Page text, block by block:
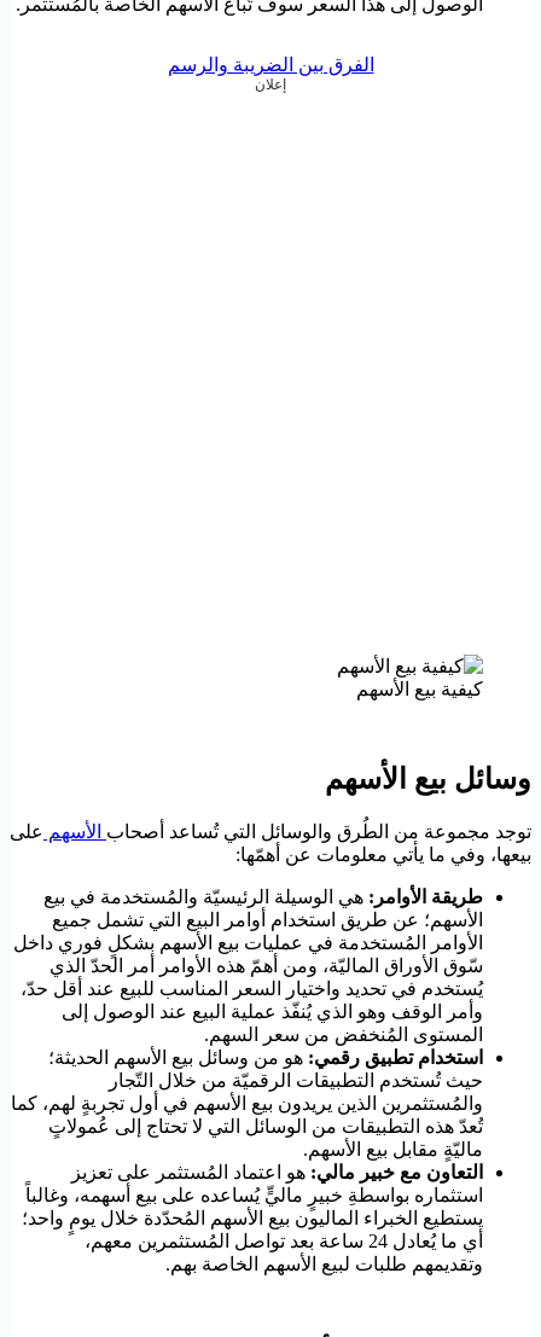
الوصول إلى هذا السعر سوف تُباع الأسهم الخاصة بالمُستثمر.
الفرق بين الضريبة والرسم
إعلان
كيفية بيع الأسهم
وسائل بيع الأسهم
توجد مجموعة من الطُرق والوسائل التي تُساعد أصحاب الأسهم على
بيعها، وفي ما يأتي معلومات عن أهمّها:
طريقة الأوامر: هي الوسيلة الرئيسيّة والمُستخدمة في بيع
الأسهم؛ عن طريق استخدام أوامر البيع التي تشمل جميع
الأوامر المُستخدمة في عمليات بيع الأسهم بشكلٍ فوري داخل
سّوق الأوراق الماليّة، ومن أهمّ هذه الأوامر أمر الحدّ الذي
يُستخدم في تحديد واختيار السعر المناسب للبيع عند أقل حدّ،
وأمر الوقف وهو الذي يُنفّذ عملية البيع عند الوصول إلى
المستوى المُنخفض من سعر السهم.
استخدام تطبيق رقمي: هو من وسائل بيع الأسهم الحديثة؛
حيث تُستخدم التطبيقات الرقميّة من خلال التّجار
والمُستثمرين الذين يريدون بيع الأسهم في أول تجربةٍ لهم، كما
تُعدّ هذه التطبيقات من الوسائل التي لا تحتاج إلى عُمولاتٍ
ماليّةٍ مقابل بيع الأسهم.
التعاون مع خبير مالي: هو اعتماد المُستثمر على تعزيز
استثماره بواسطةِ خبيرٍ ماليٍّ يُساعده على بيع أسهمه، وغالباً
يستطيع الخبراء الماليون بيع الأسهم المُحدّدة خلال يومٍ واحد؛
أي ما يُعادل 24 ساعة بعد تواصل المُستثمرين معهم،
وتقديمهم طلبات لبيع الأسهم الخاصة بهم.